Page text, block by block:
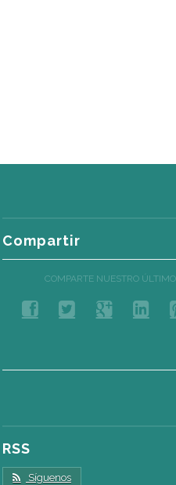
Compartir
COMPARTE NUESTRO
RSS
Síguenos